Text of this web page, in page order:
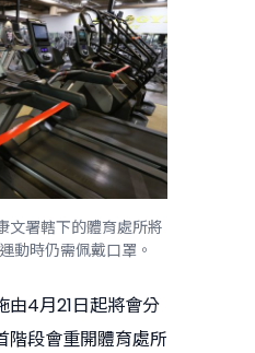
文署轄下的體育處所將
動時仍需佩戴口罩。
由4月21日起將會分
階段會重開體育處所